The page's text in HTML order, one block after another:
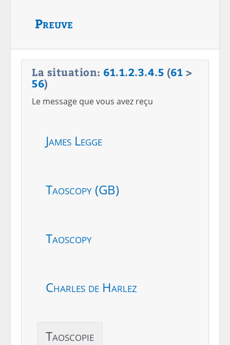
Preuve
La situation: 61.1.2.3.4.5 (61 >
56)
Le message que vous avez reçu
James Legge
Taoscopy (GB)
Taoscopy
Charles de Harlez
Taoscopie